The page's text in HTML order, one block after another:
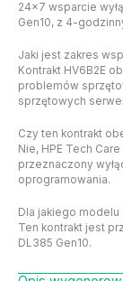
24×7 wsparcie
Gen10, z 4-
Jaki jest zakres
Kontrakt HV6B2E
problemów
sprzętowych
Czy ten kontrakt
Nie, HPE Tech
przeznaczony
oprogramowania.
Dla jakiego
Ten kontrakt jest
DL385 Gen10.